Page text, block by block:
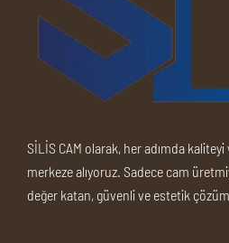
SİLİS CAM olarak, her adımda
merkeze alıyoruz. Sadece cam
değer katan, güvenli ve estetik